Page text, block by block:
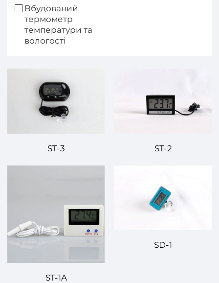
Вбудований
термометр
температури та
вологості
ST-3 ST-2
ST-1A
SD-1